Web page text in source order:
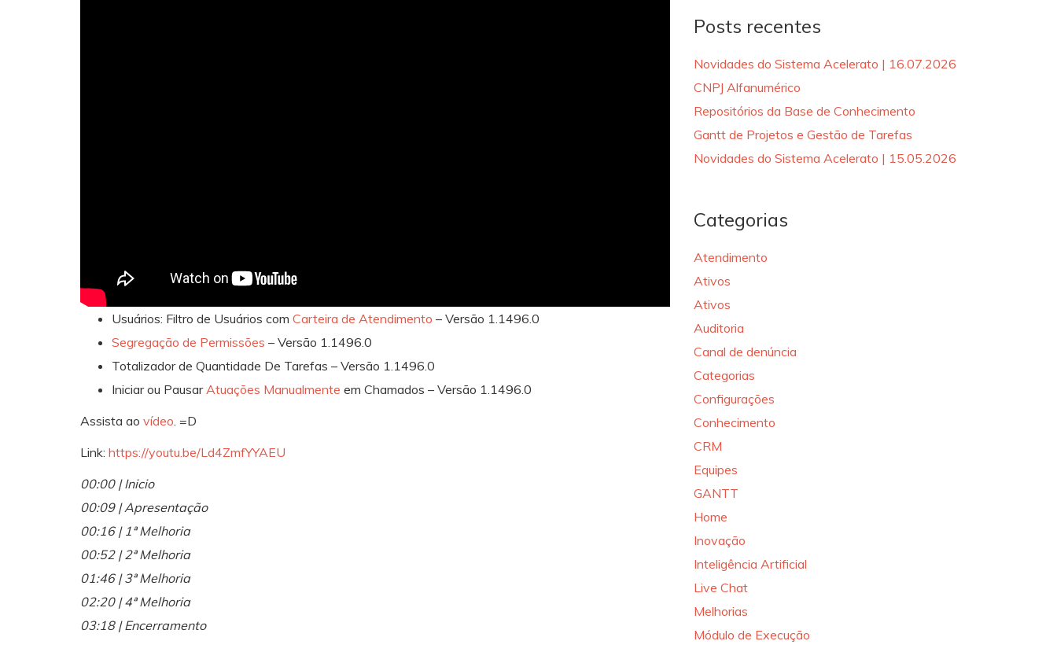
Usuários: Filtro de Usuários com Carteira de Atendimento – Versão 1.1496.0
Segregação de Permissões – Versão 1.1496.0
Totalizador de Quantidade De Tarefas – Versão 1.1496.0
Iniciar ou PausarAtuações Manualmente em Chamados – Versão 1.1496.0
Assista ao vídeo. =D
Link: https://youtu.be/Ld4ZmfYYAEU
00:00 | Inicio
00:09 | Apresentação
00:16 | 1ª Melhoria
00:52 | 2ª Melhoria
01:46 | 3ª Melhoria
02:20 | 4ª Melhoria
03:18 | Encerramento
Posts recentes
Novidades do Sistema Acelerato | 16.07.2026
CNPJ Alfanumérico
Repositórios da Base de Conhecimento
Gantt de Projetos e Gestão de Tarefas
Novidades do Sistema Acelerato | 15.05.2026
Categorias
Atendimento
Ativos
Ativos
Auditoria
Canal de denúncia
Categorias
Configurações
Conhecimento
CRM
Equipes
GANTT
Home
Inovação
Inteligência Artificial
Live Chat
Melhorias
Módulo de Execução